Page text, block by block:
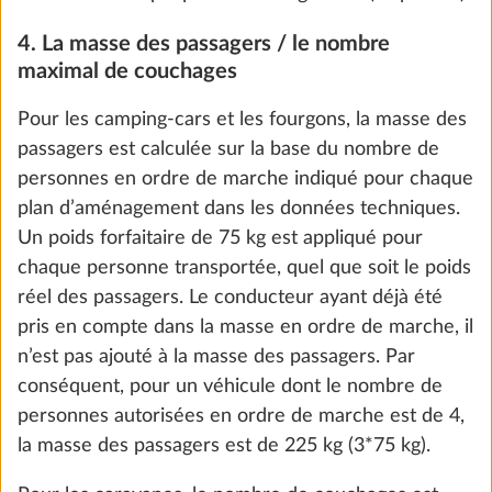
(Super B Epsilon, 100 Ah) et boîtier de
batterie
2 216 €
Ajouter